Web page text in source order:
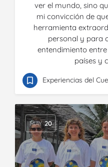
ver el mundo, sino
mi convicción de
herramienta
personal y para
entendimiento
países y
Experiencias del
MAY 20